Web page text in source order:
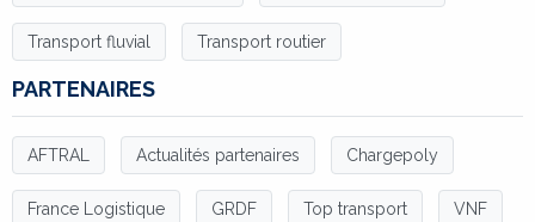
Transport fluvial Transport routier
PARTENAIRES
AFTRAL Actualités partenaires Chargepoly
France Logistique GRDF Top transport VNF